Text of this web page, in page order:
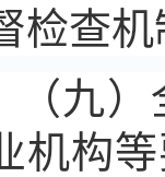
检查
（九
机构